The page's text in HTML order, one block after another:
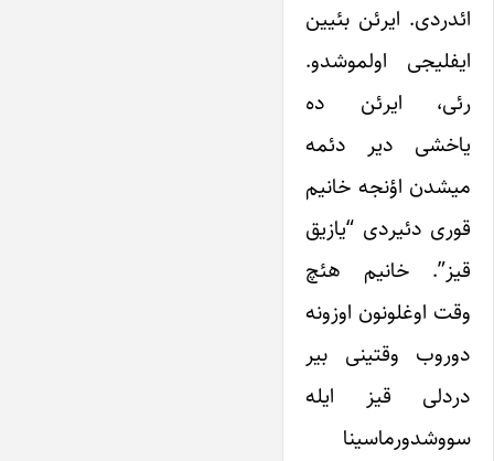
ائدردی. ایرئن بئیین
ایفلیجی اولموشدو.
رئی، ایرئن ده
یاخشی دیر دئمه
میشدن اؤنجه خانیم
قوری دئیردی “یازیق
قیز”. خانیم هئچ
وقت اوغلونون اوزونه
دوروب وقتینی بیر
دردلی قیز ایله
سووشدورماسینا